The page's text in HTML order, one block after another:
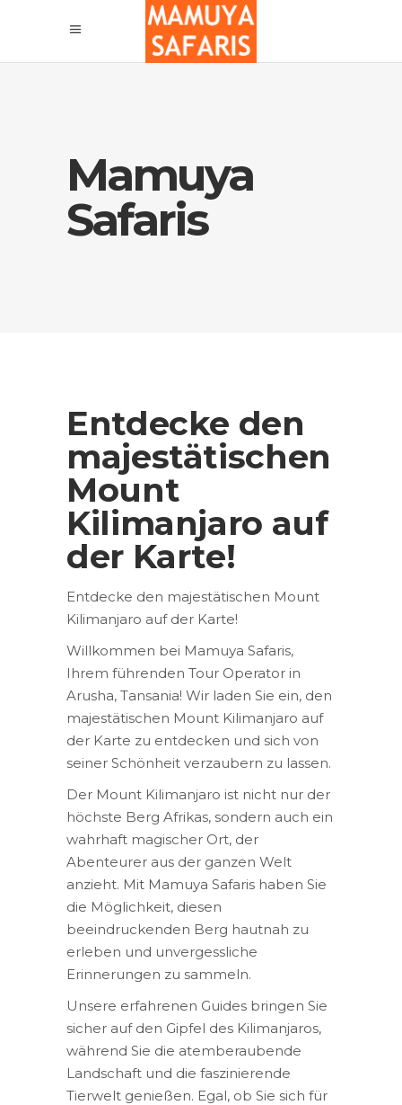
Mamuya
Safaris
Entdecke den
majestätischen
Mount
Kilimanjaro auf
der Karte!
Entdecke den majestätischen Mount
Kilimanjaro auf der Karte!
Willkommen bei Mamuya Safaris,
Ihrem führenden Tour Operator in
Arusha, Tansania! Wir laden Sie ein, den
majestätischen Mount Kilimanjaro auf
der Karte zu entdecken und sich von
seiner Schönheit verzaubern zu lassen.
Der Mount Kilimanjaro ist nicht nur der
höchste Berg Afrikas, sondern auch ein
wahrhaft magischer Ort, der
Abenteurer aus der ganzen Welt
anzieht. Mit Mamuya Safaris haben Sie
die Möglichkeit, diesen
beeindruckenden Berg hautnah zu
erleben und unvergessliche
Erinnerungen zu sammeln.
Unsere erfahrenen Guides bringen Sie
sicher auf den Gipfel des Kilimanjaros,
während Sie die atemberaubende
Landschaft und die faszinierende
Tierwelt genießen. Egal, ob Sie sich für